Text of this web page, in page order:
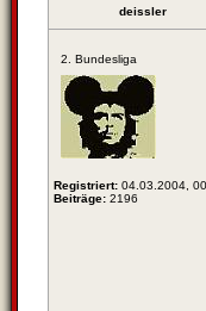
deissler
2. Bundesliga
Registriert: 04.03.2004,
Beiträge: 2196